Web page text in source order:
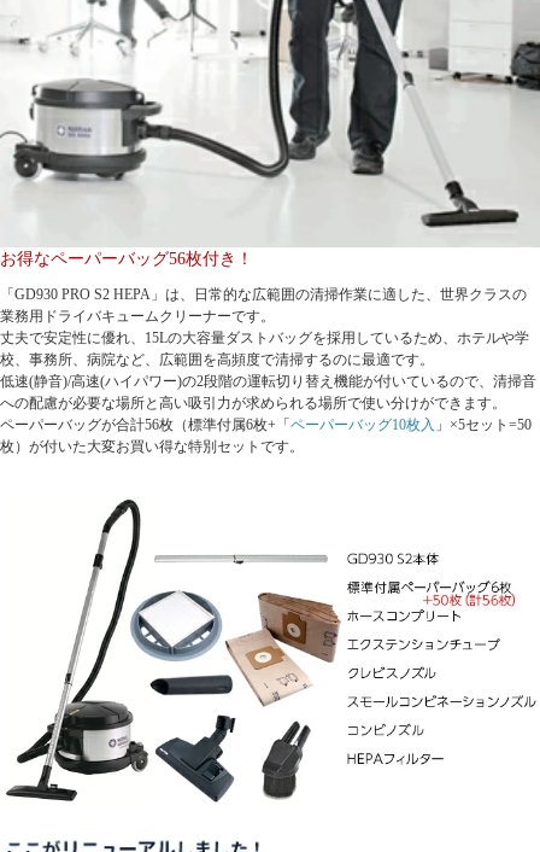
お得なペーパーバッグ56枚付き！
「GD930 PRO S2 HEPA」は、日常的な広範囲の清掃作業に適した、世界クラスの
業務用ドライバキュームクリーナーです。
丈夫で安定性に優れ、15Lの大容量ダストバッグを採用しているため、ホテルや学
校、事務所、病院など、広範囲を高頻度で清掃するのに最適です。
低速(静音)/高速(ハイパワー)の2段階の運転切り替え機能が付いているので、清掃音
への配慮が必要な場所と高い吸引力が求められる場所で使い分けができます。
ペーパーバッグが合計56枚（標準付属6枚+「 ペーパーバッグ10枚入 」×5セット=50
枚）が付いた大変お買い得な特別セットです。